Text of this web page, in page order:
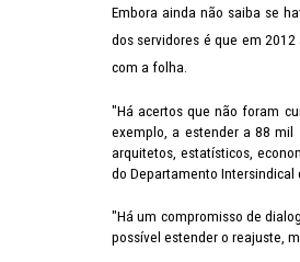
Embora ainda não saiba se
dos servidores é que em
com a folha.
"Há acertos que não foram
exemplo, a estender a 88 mil
arquitetos, estatísticos,
do Departamento Intersindical
"Há um compromisso de
possível estender o reajuste,